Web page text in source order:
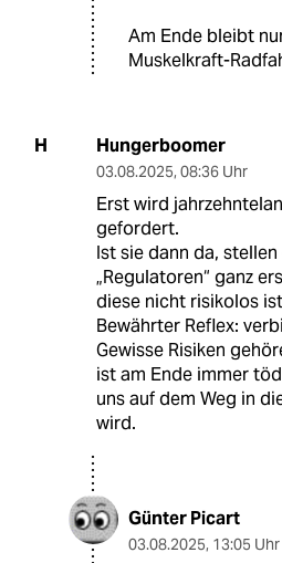
Am Ende bleibt
Muskelkraft-
H Hungerboomer
03.08.2025, 08:36 Uhr
Erst wird
gefordert.
Ist sie dann da,
„Regulatoren“ ganz
diese nicht risikolos
Bewährter Reflex:
Gewisse Risiken
ist am Ende immer
uns auf dem Weg in
wird.
Günter Picart
03.08.2025, 13:05 Uhr